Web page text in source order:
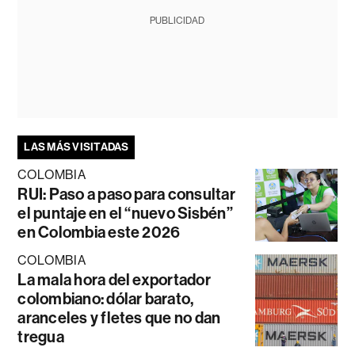
PUBLICIDAD
LAS MÁS VISITADAS
COLOMBIA
RUI: Paso a paso para consultar
el puntaje en el “nuevo Sisbén”
en Colombia este 2026
COLOMBIA
La mala hora del exportador
colombiano: dólar barato,
aranceles y fletes que no dan
tregua